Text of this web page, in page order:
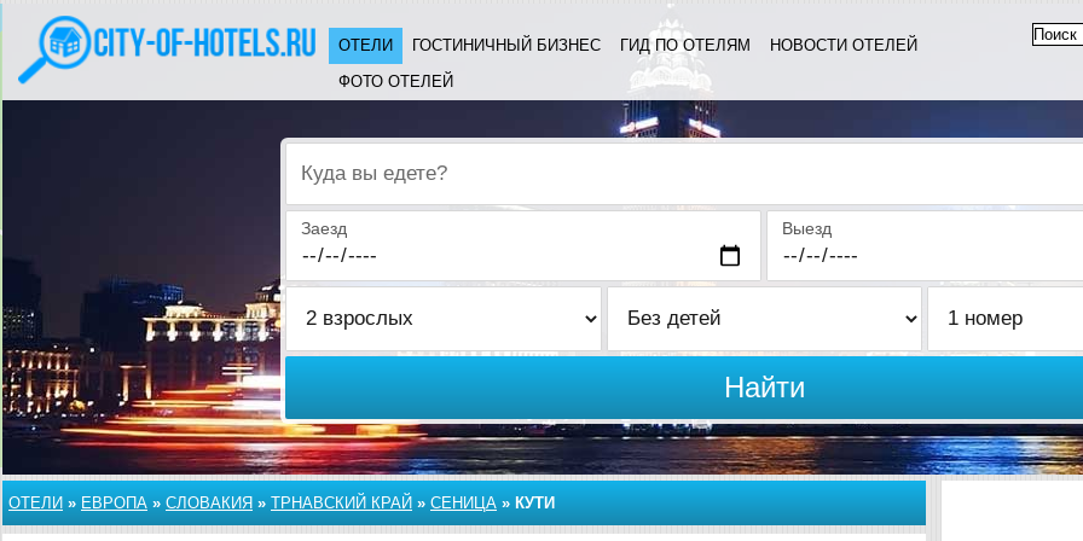
ОТЕЛИ ГОСТИНИЧНЫЙ БИЗНЕС ГИД ПО ОТЕЛЯМ
НОВОСТИ ОТЕЛЕЙ
ФОТО ОТЕЛЕЙ
Куда вы едете?
Заезд Выезд
Найти
ОТЕЛИ » ЕВРОПА » СЛОВАКИЯ » ТРНАВСКИЙ КРАЙ » СЕНИЦА » КУТИ